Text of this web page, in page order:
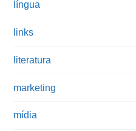
língua
links
literatura
marketing
mídia